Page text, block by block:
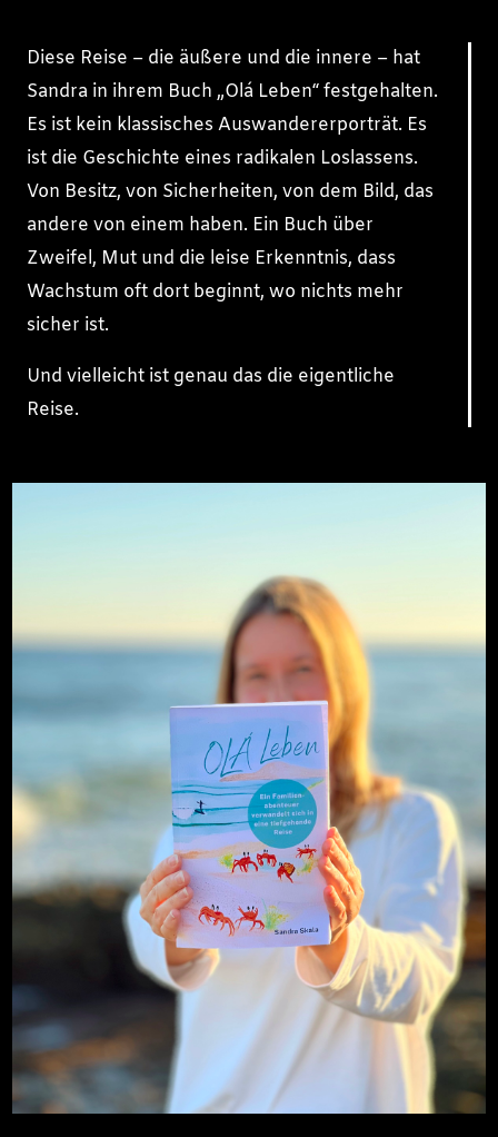
Diese Reise – die äußere und die innere – hat
Sandra in ihrem Buch „Olá Leben“ festgehalten.
Es ist kein klassisches Auswandererporträt. Es
ist die Geschichte eines radikalen Loslassens.
Von Besitz, von Sicherheiten, von dem Bild, das
andere von einem haben. Ein Buch über
Zweifel, Mut und die leise Erkenntnis, dass
Wachstum oft dort beginnt, wo nichts mehr
sicher ist.
Und vielleicht ist genau das die eigentliche
Reise.